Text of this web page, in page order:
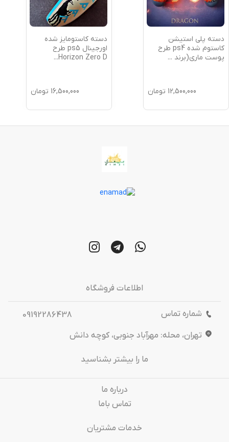
دسته پلی استیشن
کاستوم شده ps4 طرح
پوست ماری(برند ...
12,500,000 تومان
دسته کاستومایز شده
اورجینال ps5 طرح
Horizon Zero D
...
16,500,000 تومان
اطلاعات فروشگاه
شماره تماس
09192286438
تهران، محله: مهرآباد جنوبی، کوچه دانش
ما را بیشتر بشناسید
درباره‌ ما
تماس باما
خدمات مشتریان